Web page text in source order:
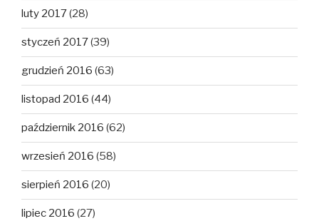
luty 2017(28)
styczeń 2017(39)
grudzień 2016 (63)
listopad 2016 (44)
październik 2016 (62)
wrzesień 2016 (58)
sierpień 2016 (20)
lipiec 2016 (27)